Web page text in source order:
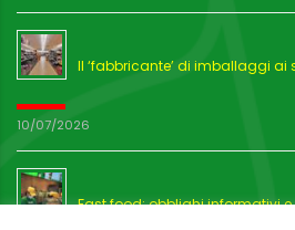
Il ‘fabbricante’ di imballaggi ai
10/07/2026
Fast food: obblighi informativi